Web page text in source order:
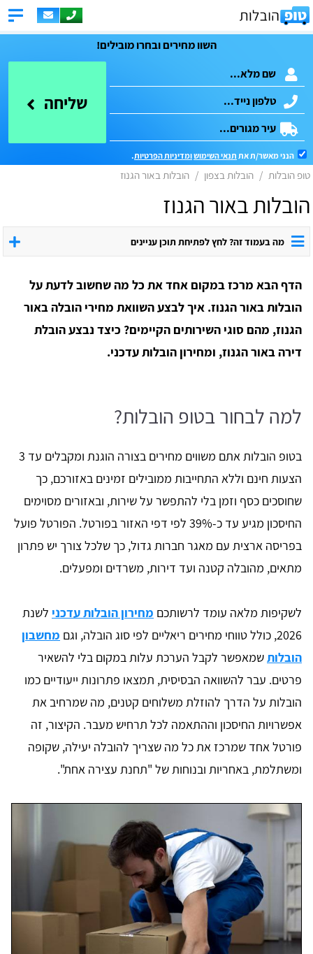
השוו מחירים ובחרו מובילים!
שליחה
הנני מאשר/ת את תנאי השימושומדיניות הפרטיות.
טופ הובלות הובלות בצפון הובלות באור הגנוז
הובלות באור הגנוז
מה בעמוד זה? לחץ לפתיחת תוכן עניינים
הדף הבא מרכז במקום אחד את כל מה שחשוב לדעת על
הובלות באור הגנוז. איך לבצע השוואת מחירי הובלה באור
הגנוז, מהם סוגי השירותים הקיימים? כיצד נבצע הובלת
דירה באור הגנוז, ומחירון הובלות עדכני.
למה לבחור בטופ הובלות?
בטופ הובלות אתם משווים מחירים בצורה הוגנת ומקבלים עד 3
הצעות חינם וללא התחייבות ממובילים זמינים באזורכם, כך
שחוסכים כסף וזמן בלי להתפשר על שירות, ובאזורים מסוימים
החיסכון מגיע עד כ-39% לפי דפי האזור בפורטל. הפורטל פועל
בפריסה ארצית עם מאגר חברות גדול, כך שלכל צורך יש פתרון
מתאים, מהובלה קטנה ועד דירות, משרדים ומפעלים.
לשקיפות מלאה עומד לרשותכם מחירון הובלות עדכני לשנת
2026, כולל טווחי מחירים ריאליים לפי סוג הובלה, וגם
מחשבון
הובלותשמאפשר לקבל הערכת עלות במקום בלי להשאיר
פרטים. עבר להשוואה הבסיסית, תמצאו פתרונות ייעודיים כמו
הובלות על הדרך להוזלת משלוחים קטנים, מה שמרחיב את
אפשרויות החיסכון וההתאמה לכל תרחיש מעבר. הקיצור, זה
פורטל אחד שמרכז את כל מה שצריך להובלה יעילה, שקופה
ומשתלמת, באחריות ובנוחות של "תחנת עצירה אחת".